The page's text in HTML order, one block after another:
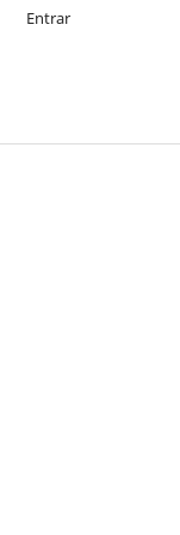
Entrar